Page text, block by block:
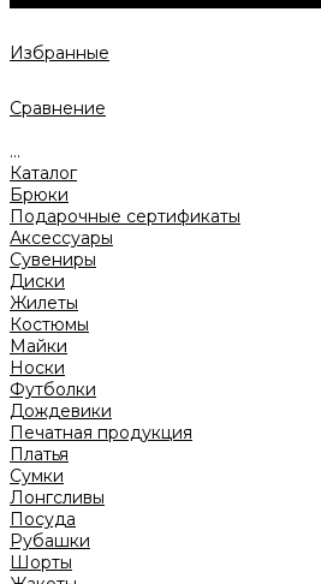
Избранные
Сравнение
...
Каталог
Брюки
Подарочные сертификаты
Аксессуары
Сувениры
Диски
Жилеты
Костюмы
Майки
Носки
Футболки
Дождевики
Печатная продукция
Платья
Сумки
Лонгсливы
Посуда
Рубашки
Шорты